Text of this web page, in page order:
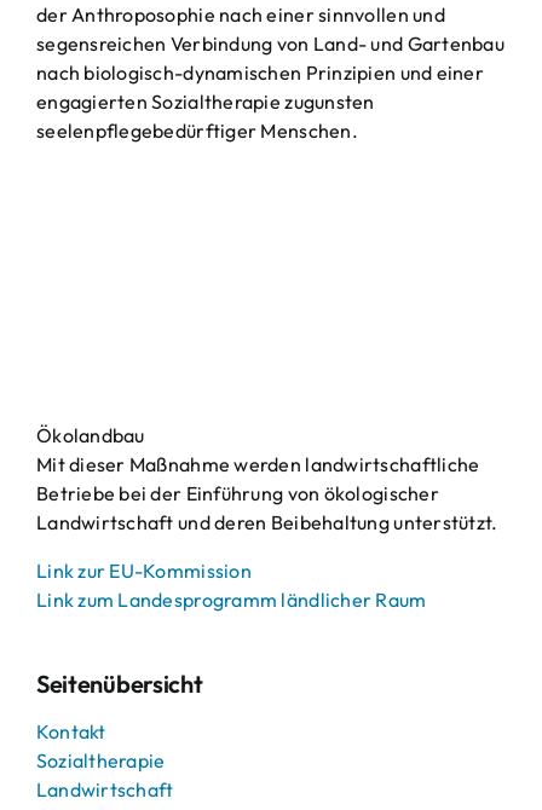
der Anthroposophie nach einer sinnvollen und
segensreichen Verbindung von Land- und Gartenbau
nach biologisch-dynamischen Prinzipien und einer
engagierten Sozialtherapie zugunsten
seelenpflegebedürftiger Menschen.
Ökolandbau
Mit dieser Maßnahme werden landwirtschaftliche
Betriebe bei der Einführung von ökologischer
Landwirtschaft und deren Beibehaltung unterstützt.
Link zur EU-Kommission
Link zum Landesprogramm ländlicher Raum
Seitenübersicht
Kontakt
Sozialtherapie
Landwirtschaft